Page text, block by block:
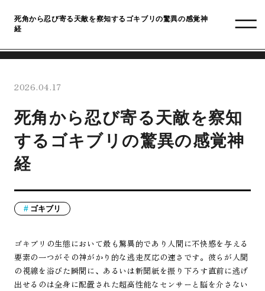
死角から忍び寄る天敵を察知するゴキブリの驚異の感覚神
経
2026.04.17
死角から忍び寄る天敵を察知
するゴキブリの驚異の感覚神
経
ゴキブリ
ゴキブリの生態において最も驚異的であり人間に不快感を与える
要素の一つがその神がかり的な逃走反応の速さです。彼らが人間
の視線を浴びた瞬間に、あるいは新聞紙を振り下ろす直前に逃げ
出せるのは全身に配置された超高性能なセンサーと脳を介さない